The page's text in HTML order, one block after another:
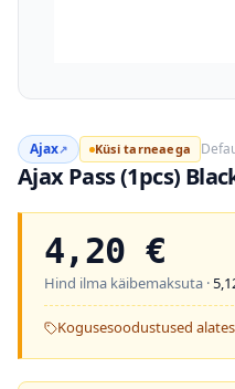
Ajax↗ Küsi tarneaega
Ajax Pass (1pcs)
4,20 €
Hind ilma käibemaksuta ·
Kogusesoodustused